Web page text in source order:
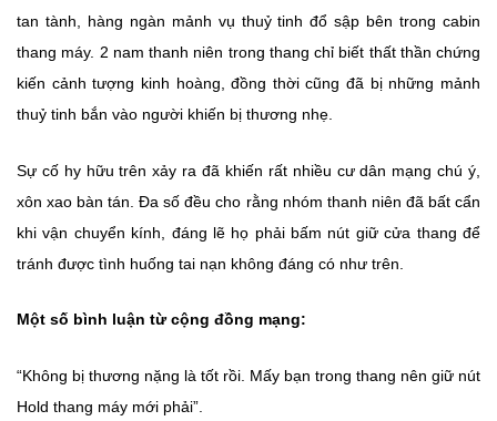
tan tành, hàng ngàn mảnh vụ thuỷ tinh đổ sập bên trong cabin
thang máy. 2 nam thanh niên trong thang chỉ biết thất thần chứng
kiến cảnh tượng kinh hoàng, đồng thời cũng đã bị những mảnh
thuỷ tinh bắn vào người khiến bị thương nhẹ.
Sự cố hy hữu trên xảy ra đã khiến rất nhiều cư dân mạng chú ý,
xôn xao bàn tán. Đa số đều cho rằng nhóm thanh niên đã bất cẩn
khi vận chuyển kính, đáng lẽ họ phải bấm nút giữ cửa thang để
tránh được tình huống tai nạn không đáng có như trên.
Một số bình luận từ cộng đồng mạng:
“Không bị thương nặng là tốt rồi. Mấy bạn trong thang nên giữ nút
Hold thang máy mới phải”.